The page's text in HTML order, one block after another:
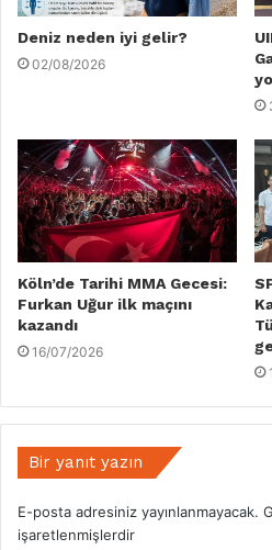
Deniz neden iyi gelir?
02/08/2026
Köln’de Tarihi MMA Gecesi:
Furkan Uğur ilk maçını
kazandı
16/07/2026
Bir yanıt yazın
E-posta adresiniz yayınlanmayacak.
işaretlenmişlerdir